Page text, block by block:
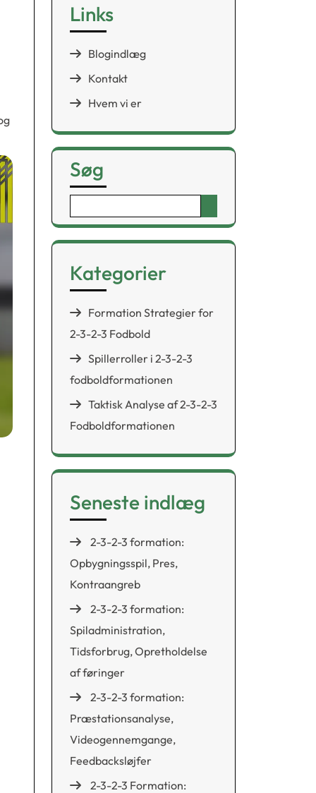
Links
Blogindlæg
Kontakt
Hvem vi er
Søg
for:
Kategorier
Formation Strategier for
2-3-2-3 Fodbold
Spillerroller i 2-3-2-3
fodboldformationen
Taktisk Analyse af 2-3-2-3
Fodboldformationen
Seneste indlæg
2-3-2-3 formation:
Opbygningsspil, Pres,
Kontraangreb
2-3-2-3 formation:
Spiladministration,
Tidsforbrug, Opretholdelse
af føringer
2-3-2-3 formation:
Præstationsanalyse,
Videogennemgange,
Feedbacksløjfer
2-3-2-3 Formation: